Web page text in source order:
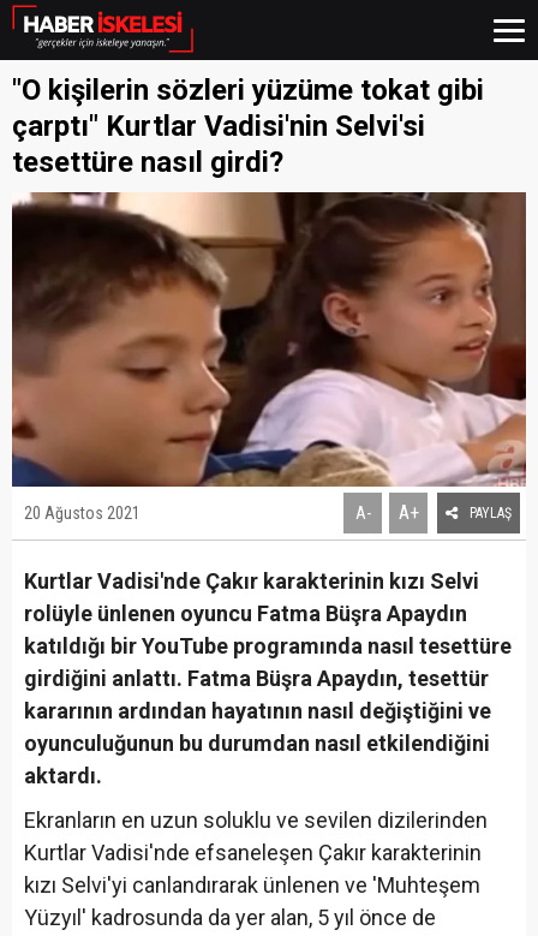
"O kişilerin sözleri yüzüme tokat gibi
çarptı" Kurtlar Vadisi'nin Selvi'si
tesettüre nasıl girdi?
20 Ağustos 2021 A- A+ PAYLAŞ
Kurtlar Vadisi'nde Çakır karakterinin kızı Selvi
rolüyle ünlenen oyuncu Fatma Büşra Apaydın
katıldığı bir YouTube programında nasıl tesettüre
girdiğini anlattı. Fatma Büşra Apaydın, tesettür
kararının ardından hayatının nasıl değiştiğini ve
oyunculuğunun bu durumdan nasıl etkilendiğini
aktardı.
Ekranların en uzun soluklu ve sevilen dizilerinden
Kurtlar Vadisi'nde efsaneleşen Çakır karakterinin
kızı Selvi'yi canlandırarak ünlenen ve 'Muhteşem
Yüzyıl' kadrosunda da yer alan, 5 yıl önce de